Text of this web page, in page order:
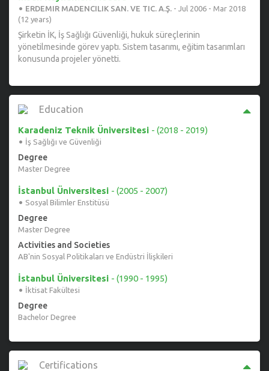
alanlarında 2015 yılından bu yana bilirkişi olarak görev yapan
Lerzan Erkan, Boğaziçi Üniversitesi Yaşamboyu Eğitim Merkezi
eğitmenlerinden biridir.
ISO 45001:2018 İSG Yönetim Sistemi IRCA onaylı başdenetçisi
alanlarında iki yüksek lisans derecesine sahiptir.
· ERDEMIR MADENCILIK SAN. VE TIC. A.Ş. - Jul 2006 - Mar 2018
(12 years)
Şirketin İK, İş Sağlığı Güvenliği, hukuk süreçlerinin
yönetilmesinde görev yaptı. Sistem tasarımı, eğitim tasarımları
konusunda projeler yönetti.
Education
Karadeniz Teknik Üniversitesi - (2018 - 2019)
· İş Sağlığı ve Güvenliği
Degree
Master Degree
İstanbul Üniversitesi - (2005 - 2007)
· Sosyal Bilimler Enstitüsü
Degree
Master Degree
Activities and Societies
AB'nin Sosyal Politikaları ve Endüstri İlişkileri
İstanbul Üniversitesi - (1990 - 1995)
· İktisat Fakültesi
Degree
Bachelor Degree
Certifications